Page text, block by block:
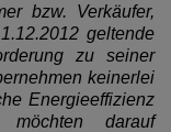
bzw. Verkäufer,
geltende
zu seiner
keinerlei
Energieeffizienz
darauf